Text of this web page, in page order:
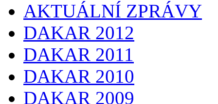
AKTUÁLNÍ ZPRÁVY
DAKAR 2012
DAKAR 2011
DAKAR 2010
DAKAR 2009